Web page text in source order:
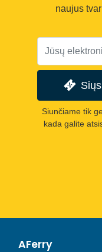
naujus
Siunčiame tik
kada galite
AFerry